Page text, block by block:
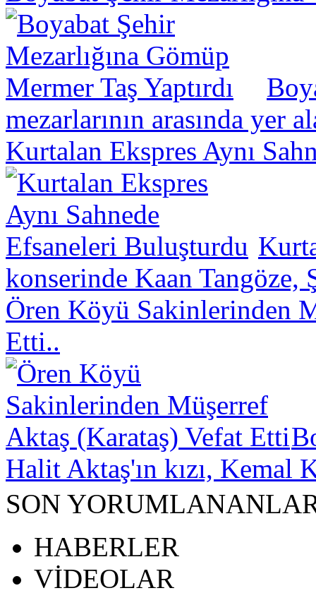
mezarlarının arasında yer
Kurtalan Ekspres Aynı
konserinde Kaan Tangöze,
Ören Köyü Sakinlerinden
Etti..
Halit Aktaş'ın kızı, Kemal
SON
HABERLER
VİDEOLAR